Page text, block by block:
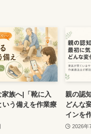
族へ|「靴に入
いう備えを作業療
親の認
どんな
インを
2026年